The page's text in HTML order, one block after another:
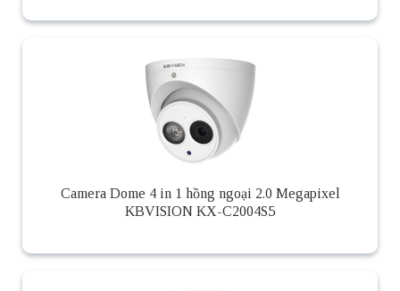
Camera Dome 4 in 1 hồng ngoại 2.0 Megapixel
KBVISION KX-C2004S5